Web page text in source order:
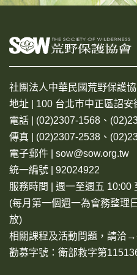
社團法人中華民國荒野保護
地址 | 100 台北市中正區詔安
電話 | (02)2307-1568、
傳真 | (02)2307-2538、
電子郵件 | sow@sow.org.tw
統一編號 | 92024922
服務時間 | 週一至週五 10:00
(每月第一個週一為會務整理
放)
相關課程及活動問題，請洽→
勸募字號：衛部救字第